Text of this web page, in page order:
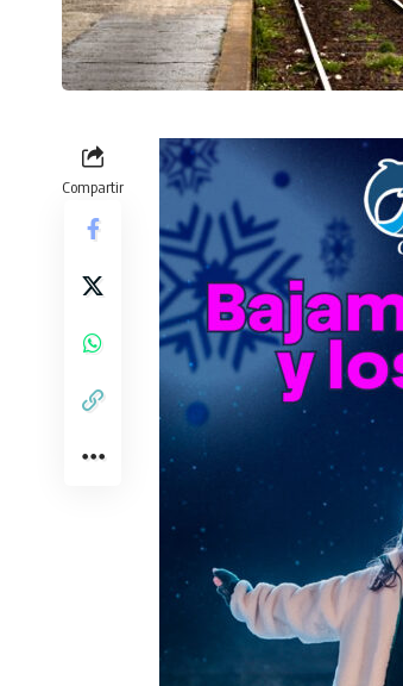
Compartir